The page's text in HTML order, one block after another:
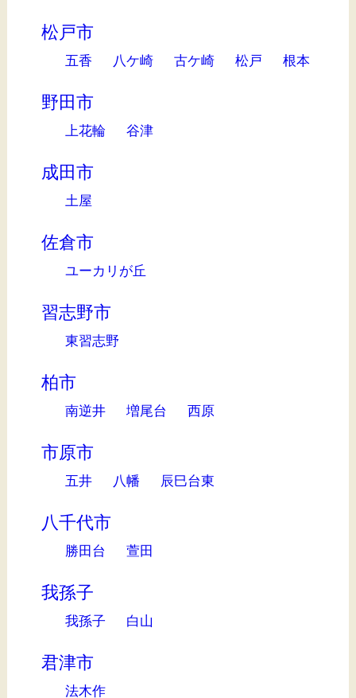
松戸市
五香 八ケ崎 古ケ崎 松戸 根本
野田市
上花輪 谷津
成田市
土屋
佐倉市
ユーカリが丘
習志野市
東習志野
柏市
南逆井 増尾台 西原
市原市
五井 八幡 辰巳台東
八千代市
勝田台 萱田
我孫子
我孫子 白山
君津市
法木作